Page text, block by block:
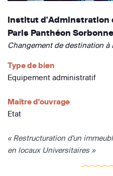
Institut d'Adminstration
Paris Panthéon Sorbonne
Changement de destination à
Type de bien
Equipement administratif
Maître d'ouvrage
Etat
« Restructuration d'un
en locaux Universitaires »